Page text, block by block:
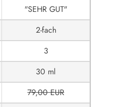
"SEHR GUT"
2-fach
3
30 ml
79,00 EUR